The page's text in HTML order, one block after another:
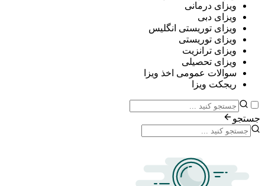
درمانی
دبی
توریستی انگلیس
توریستی
ترانزیت
تحصیلی
عمومی اخذ ویزا
ویزا